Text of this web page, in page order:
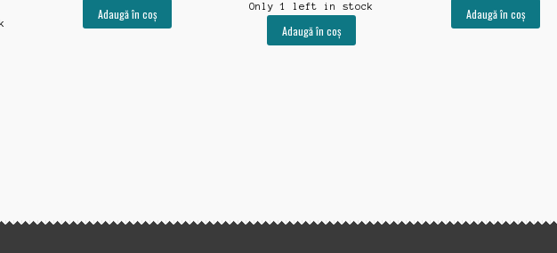
Adaugă în coș Only 1 left in stock
Adaugă în coș
Adaugă în coș